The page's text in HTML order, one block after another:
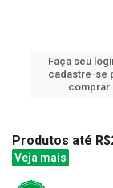
Faça seu
cadastre-se
comprar.
Produtos até
Veja mais